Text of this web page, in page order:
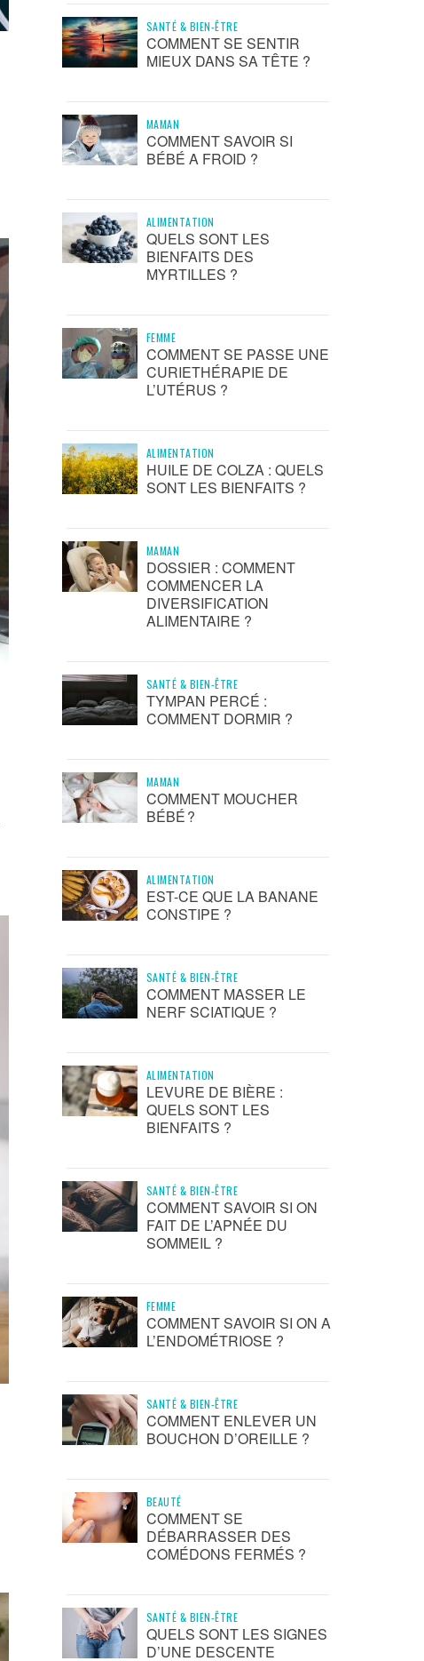
SANTÉ & BIEN-ÊTRE
COMMENT SE SENTIR
MIEUX DANS SA TÊTE ?
MAMAN
COMMENT SAVOIR SI
BÉBÉ A FROID ?
ALIMENTATION
QUELS SONT LES
BIENFAITS DES
MYRTILLES ?
FEMME
COMMENT SE PASSE UNE
CURIETHÉRAPIE DE
L’UTÉRUS ?
ALIMENTATION
HUILE DE COLZA : QUELS
SONT LES BIENFAITS ?
MAMAN
DOSSIER : COMMENT
COMMENCER LA
DIVERSIFICATION
ALIMENTAIRE ?
SANTÉ & BIEN-ÊTRE
TYMPAN PERCÉ :
COMMENT DORMIR ?
MAMAN
COMMENT MOUCHER
BÉBÉ ?
ALIMENTATION
EST-CE QUE LA BANANE
CONSTIPE ?
SANTÉ & BIEN-ÊTRE
COMMENT MASSER LE
NERF SCIATIQUE ?
ALIMENTATION
LEVURE DE BIÈRE :
QUELS SONT LES
BIENFAITS ?
SANTÉ & BIEN-ÊTRE
COMMENT SAVOIR SI ON
FAIT DE L’APNÉE DU
SOMMEIL ?
FEMME
COMMENT SAVOIR SI ON A
L’ENDOMÉTRIOSE ?
SANTÉ & BIEN-ÊTRE
COMMENT ENLEVER UN
BOUCHON D’OREILLE ?
BEAUTÉ
COMMENT SE
DÉBARRASSER DES
COMÉDONS FERMÉS ?
SANTÉ & BIEN-ÊTRE
QUELS SONT LES SIGNES
D’UNE DESCENTE